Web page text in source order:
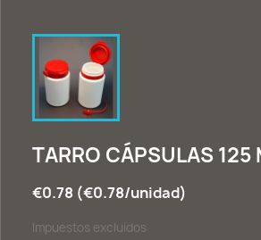
TARRO CÁPSULAS 125
€0.78 (€0.78/unidad)
Impuestos excluidos